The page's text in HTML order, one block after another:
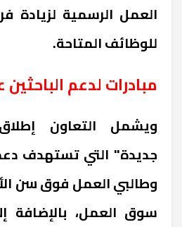
العمل الرسمية
للوظائف المتاحة.
مبادرات لدعم
ويشمل التعاون
جديدة" التي تستهدف
وطالبي العمل فوق سن
سوق العمل، بالإضافة